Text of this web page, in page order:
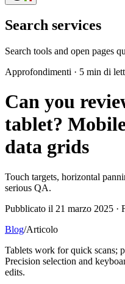
Search services
Search tools and open pages
Approfondimenti · 5 min di
Can you
tablet?
data grids
Touch targets, horizontal
serious QA.
Pubblicato il 21 marzo 2025 ·
Blog/Articolo
Tablets work for quick scans;
Precision selection and
edits.